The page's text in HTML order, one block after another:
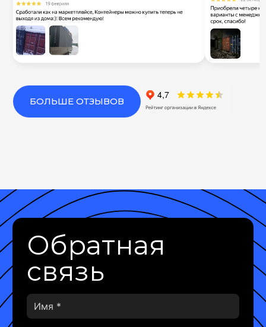
БОЛЬШЕ ОТЗЫВОВ
Обратная
связь